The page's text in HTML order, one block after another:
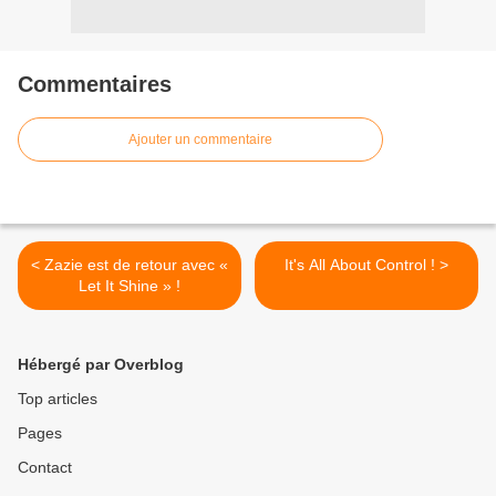
Commentaires
Ajouter un commentaire
< Zazie est de retour avec «
Let It Shine » !
It's All About Control ! >
Hébergé par Overblog
Top articles
Pages
Contact